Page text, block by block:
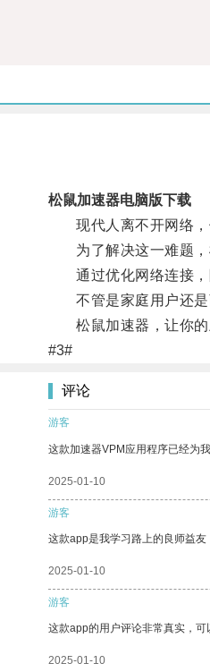
松鼠加速器电脑版下载
现代人离不开网络，
为了解决这一难题，
通过优化网络连接，
不管是家庭用户还是
松鼠加速器，让你的
#3#
评论
游客
这款加速器VPM应用程序已经为
2025-01-10
游客
这款app是我学习路上的良师益友
2025-01-10
游客
这款app的用户评论非常真实，可
2025-01-10